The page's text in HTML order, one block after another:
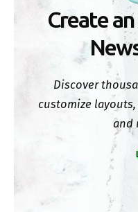
Create
Discover
customize
and